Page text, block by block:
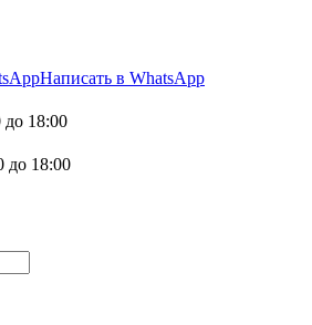
Написать в WhatsApp
до 18:00
до 18:00